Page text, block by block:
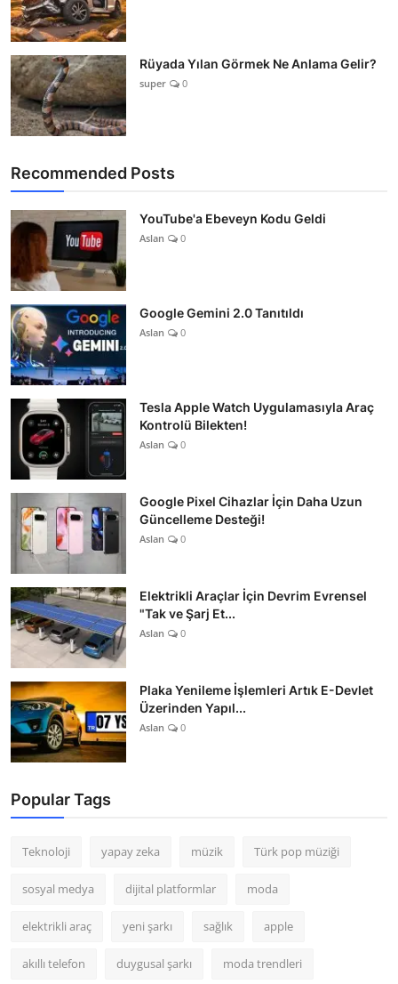
Rüyada Yılan Görmek Ne Anlama Gelir?
super 0
Recommended Posts
YouTube'a Ebeveyn Kodu Geldi
Aslan 0
Google Gemini 2.0 Tanıtıldı
Aslan 0
Tesla Apple Watch Uygulamasıyla Araç
Kontrolü Bilekten!
Aslan 0
Google Pixel Cihazlar İçin Daha Uzun
Güncelleme Desteği!
Aslan 0
Elektrikli Araçlar İçin Devrim Evrensel
"Tak ve Şarj Et...
Aslan 0
Plaka Yenileme İşlemleri Artık E-Devlet
Üzerinden Yapıl...
Aslan 0
Popular Tags
Teknoloji yapay zeka müzik Türk pop müziği
sosyal medya dijital platformlar moda
elektrikli araç yeni şarkı sağlık apple
akıllı telefon duygusal şarkı moda trendleri